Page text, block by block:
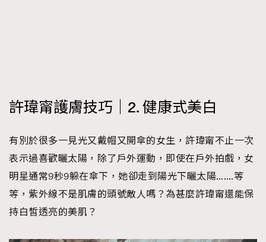
許瑋甯護膚技巧｜2. 健康式美白
有別於很多一見光又戴帽又開傘的女生，許瑋甯不止一次
表示過喜歡曬太陽，除了戶外運動，即使在戶外拍戲，女
明星通常9秒9躲在傘下，她卻走到陽光下曬太陽…….等
等，紫外線不是肌膚的頭號敵人嗎？為甚麼許瑋甯還能保
持白皙透亮的美肌？